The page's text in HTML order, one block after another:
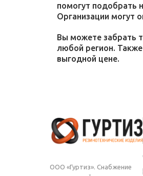
помогут подобрать
Организации могут
Вы можете забрать
любой регион.
выгодной цене.
ООО «Гуртиз». Снабжение